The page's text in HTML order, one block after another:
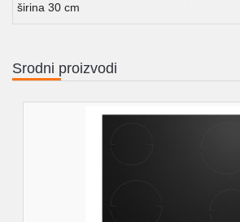
širina 30 cm
Srodni proizvodi